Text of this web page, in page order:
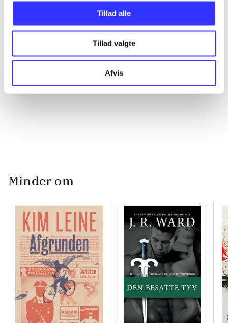
Tillad alle
Tillad valgte
Afvis
...
Minder om